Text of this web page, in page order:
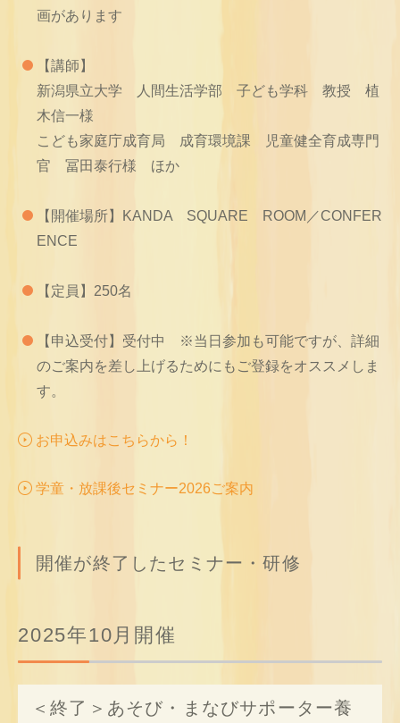
画があります
【講師】
新潟県立大学 人間生活学部 子ども学科 教授 植
木信一様
こども家庭庁成育局 成育環境課 児童健全育成専門
官 冨田泰行様 ほか
【開催場所】KANDA SQUARE ROOM／CONFER
ENCE
【定員】250名
【申込受付】受付中 ※当日参加も可能ですが、詳細
のご案内を差し上げるためにもご登録をオススメしま
す。
お申込みはこちらから！
学童・放課後セミナー2026ご案内
開催が終了したセミナー・研修
2025年10月開催
＜終了＞あそび・まなびサポーター養